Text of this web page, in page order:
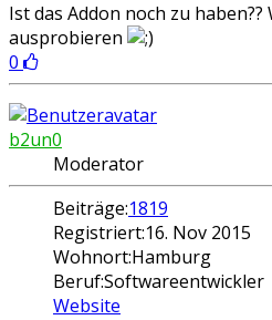
Ist das Addon noch zu
ausprobieren
0
b2un0
Moderator
Beiträge:1819
Registriert:16. Nov 2015
Wohnort:Hamburg
Beruf:Softwareentwickler
Website